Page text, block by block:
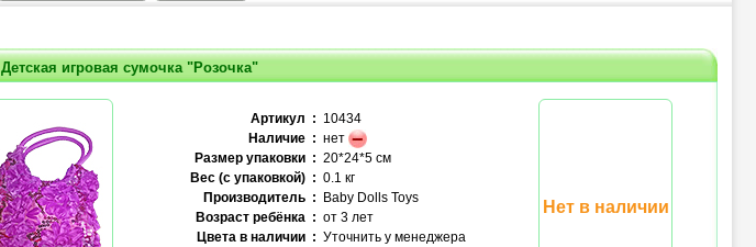
Детская игровая сумочка "Розочка"
Артикул : 10434
Наличие : нет
Размер упаковки : 20*24*5 см
Вес (с упаковкой) : 0.1 кг
Производитель : Baby Dolls Toys
Возраст ребёнка : от 3 лет
Цвета в наличии : Уточнить у менеджера
Нет в наличии